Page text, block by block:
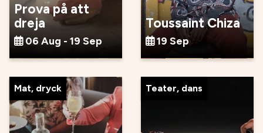
Prova på att
dreja
06 Aug - 19 Sep
Toussaint Chiza
19 Sep
Mat, dryck Teater, dans